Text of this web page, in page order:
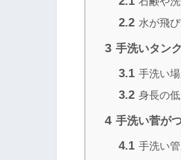
2.2 水が飛
3 手洗いタン
3.1 手洗い
3.2 身長の
4 手洗い菅が
4.1 手洗い